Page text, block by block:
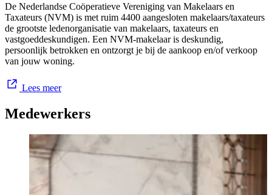
leaseback en consultancy.
Ooms weet wat er leeft. Dit kunnen we waarmaken door meer dan
90 jaar ervaring. Gecombineerd met een hoog kennisniveau van
onze medewerkers binnen een organisatie die klantgerichtheid en
voorop.
De Nederlandse Coöperatieve Vereniging van Makelaars en
Taxateurs (NVM) is met ruim 4400 aangesloten makelaars/taxateurs
de grootste ledenorganisatie van makelaars, taxateurs en
vastgoeddeskundigen. Een NVM-makelaar is deskundig,
persoonlijk betrokken en ontzorgt je bij de aankoop en/of verkoop
van jouw woning.
Lees meer
Medewerkers